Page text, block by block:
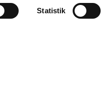
Statistik